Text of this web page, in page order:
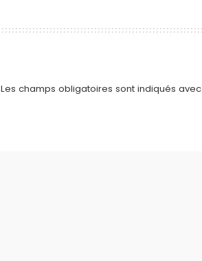
Les champs obligatoires sont indiqués avec